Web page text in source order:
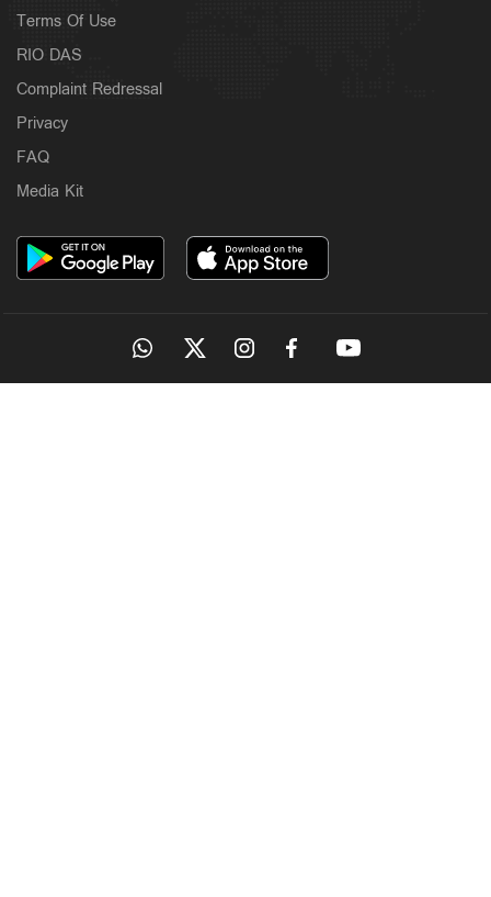
Latest
മാറ്റമില്ല
3 hours ago
Terms Of Use
RIO DAS
Complaint Redressal
Privacy
FAQ
Media Kit